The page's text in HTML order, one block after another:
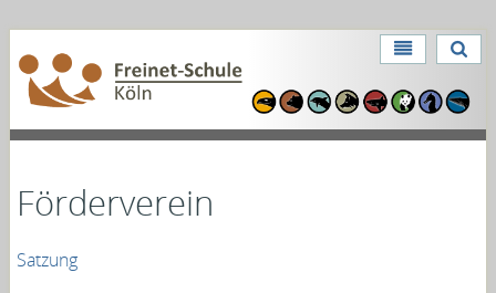
Direkt
Benutzerspezifische
Förderverein
Satzung